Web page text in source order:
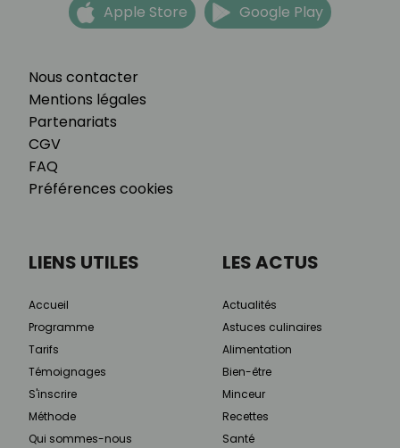
Nous contacter
Mentions légales
Partenariats
CGV
FAQ
Préférences cookies
Apple Store Google Play
LIENS UTILES
Accueil
Programme
Tarifs
Témoignages
S'inscrire
Méthode
Qui sommes-nous
LES ACTUS
Actualités
Astuces culinaires
Alimentation
Bien-être
Minceur
Recettes
Santé